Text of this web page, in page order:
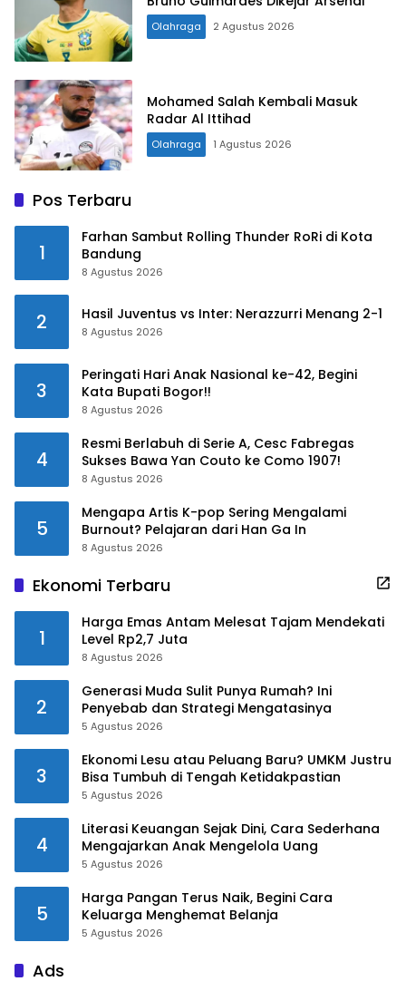
Olahraga 2 Agustus 2026
Mohamed Salah Kembali Masuk
Radar Al Ittihad
Olahraga 1 Agustus 2026
Pos Terbaru
1
Farhan Sambut Rolling Thunder RoRi di Kota
Bandung
8 Agustus 2026
2 Hasil Juventus vs Inter: Nerazzurri Menang 2-1
8 Agustus 2026
3
Peringati Hari Anak Nasional ke-42, Begini
Kata Bupati Bogor!!
8 Agustus 2026
4
Resmi Berlabuh di Serie A, Cesc Fabregas
Sukses Bawa Yan Couto ke Como 1907!
8 Agustus 2026
5
Mengapa Artis K-pop Sering Mengalami
Burnout? Pelajaran dari Han Ga In
8 Agustus 2026
Ekonomi Terbaru
1
Harga Emas Antam Melesat Tajam Mendekati
Level Rp2,7 Juta
8 Agustus 2026
2
Generasi Muda Sulit Punya Rumah? Ini
Penyebab dan Strategi Mengatasinya
5 Agustus 2026
3
Ekonomi Lesu atau Peluang Baru? UMKM Justru
Bisa Tumbuh di Tengah Ketidakpastian
5 Agustus 2026
4
Literasi Keuangan Sejak Dini, Cara Sederhana
Mengajarkan Anak Mengelola Uang
5 Agustus 2026
5
Harga Pangan Terus Naik, Begini Cara
Keluarga Menghemat Belanja
5 Agustus 2026
Ads